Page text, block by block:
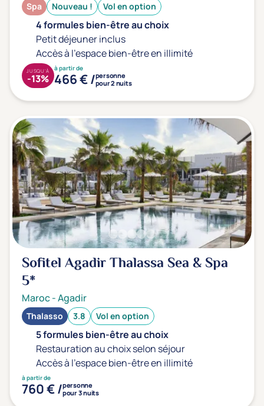
Thalasso Thermal Spa
Thématiques bien-être
Accès à l'espace bien-être
(0)
Beauté & anti-âge
(0)
Silhouette, Minceur
(0)
Gestion du stress / sommeil
(0)
Spécial dos
(0)
Prévention santé
(0)
Sport
(0)
Yoga
(0)
Offres spéciales
Vente Flash & Promo
Offres spéciales Solo
Distance de chez vous
Établissements proches de chez moi
Spa Nouveau ! Vol en option
4 formules bien-être au choix
Petit déjeuner inclus
Accès à l'espace bien-être en illimité
à partir de
466 € /personne
pour 2 nuits
JUSQU'À
-13%
Sofitel Agadir Thalassa Sea & Spa
5*
Maroc-Agadir
Thalasso 3.8 Vol en option
5 formules bien-être au choix
Restauration au choix selon séjour
Accès à l'espace bien-être en illimité
à partir de
760 € /personne
pour 3 nuits